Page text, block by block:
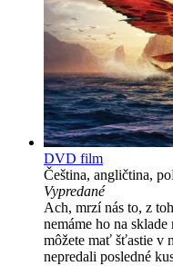
DVD film
Čeština, angličtina,
Vypredané
Ach, mrzí nás to, z
nemáme ho na
môžete mať šťastie v
nepredali posledné